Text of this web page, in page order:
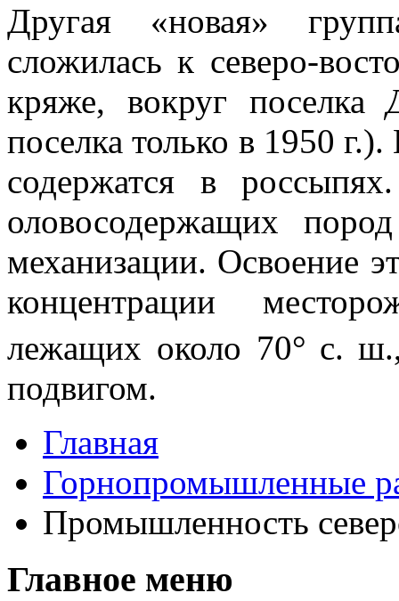
Другая «новая»
сложилась к северо-
кряже, вокруг по­селка
посел­ка только в 1950
содержатся в
оловосодержащих
механи­зации. Освоение
концентрации
лежащих около 70° с.
подви­гом.
Главная
Горнопромышленные
Промышленность
Главное меню